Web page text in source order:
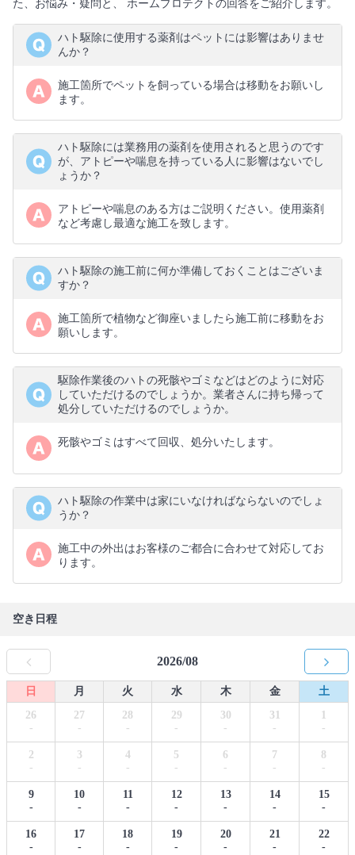
た、お悩み・疑問と、 ホームプロテクトの回答をご紹介します。
ハト駆除に使用する薬剤はペットには影響はありませ
んか？
施工箇所でペットを飼っている場合は移動をお願いし
ます。
ハト駆除には業務用の薬剤を使用されると思うのです
が、アトピーや喘息を持っている人に影響はないでし
ょうか？
アトピーや喘息のある方はご説明ください。使用薬剤
など考慮し最適な施工を致します。
ハト駆除の施工前に何か準備しておくことはございま
すか？
施工箇所で植物など御座いましたら施工前に移動をお
願いします。
駆除作業後のハトの死骸やゴミなどはどのように対応
していただけるのでしょうか。業者さんに持ち帰って
処分していただけるのでしょうか。
死骸やゴミはすべて回収、処分いたします。
ハト駆除の作業中は家にいなければならないのでしょ
うか？
施工中の外出はお客様のご都合に合わせて対応してお
ります。
空き日程
2026/08
日 月 火 水 木 金
土
26
-
27
-
28
-
29
-
30
-
31
-
1
-
2
-
3
-
4
-
5
-
6
-
7
-
8
-
9
-
10
-
11
-
12
-
13
-
14
-
15
-
16
-
17
-
18
-
19
-
20
-
21
-
22
-